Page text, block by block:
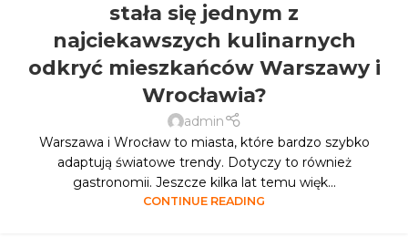
stała się jednym z
najciekawszych kulinarnych
odkryć mieszkańców Warszawy i
Wrocławia?
admin
Warszawa i Wrocław to miasta, które bardzo szybko
adaptują światowe trendy. Dotyczy to również
gastronomii. Jeszcze kilka lat temu więk...
CONTINUE READING